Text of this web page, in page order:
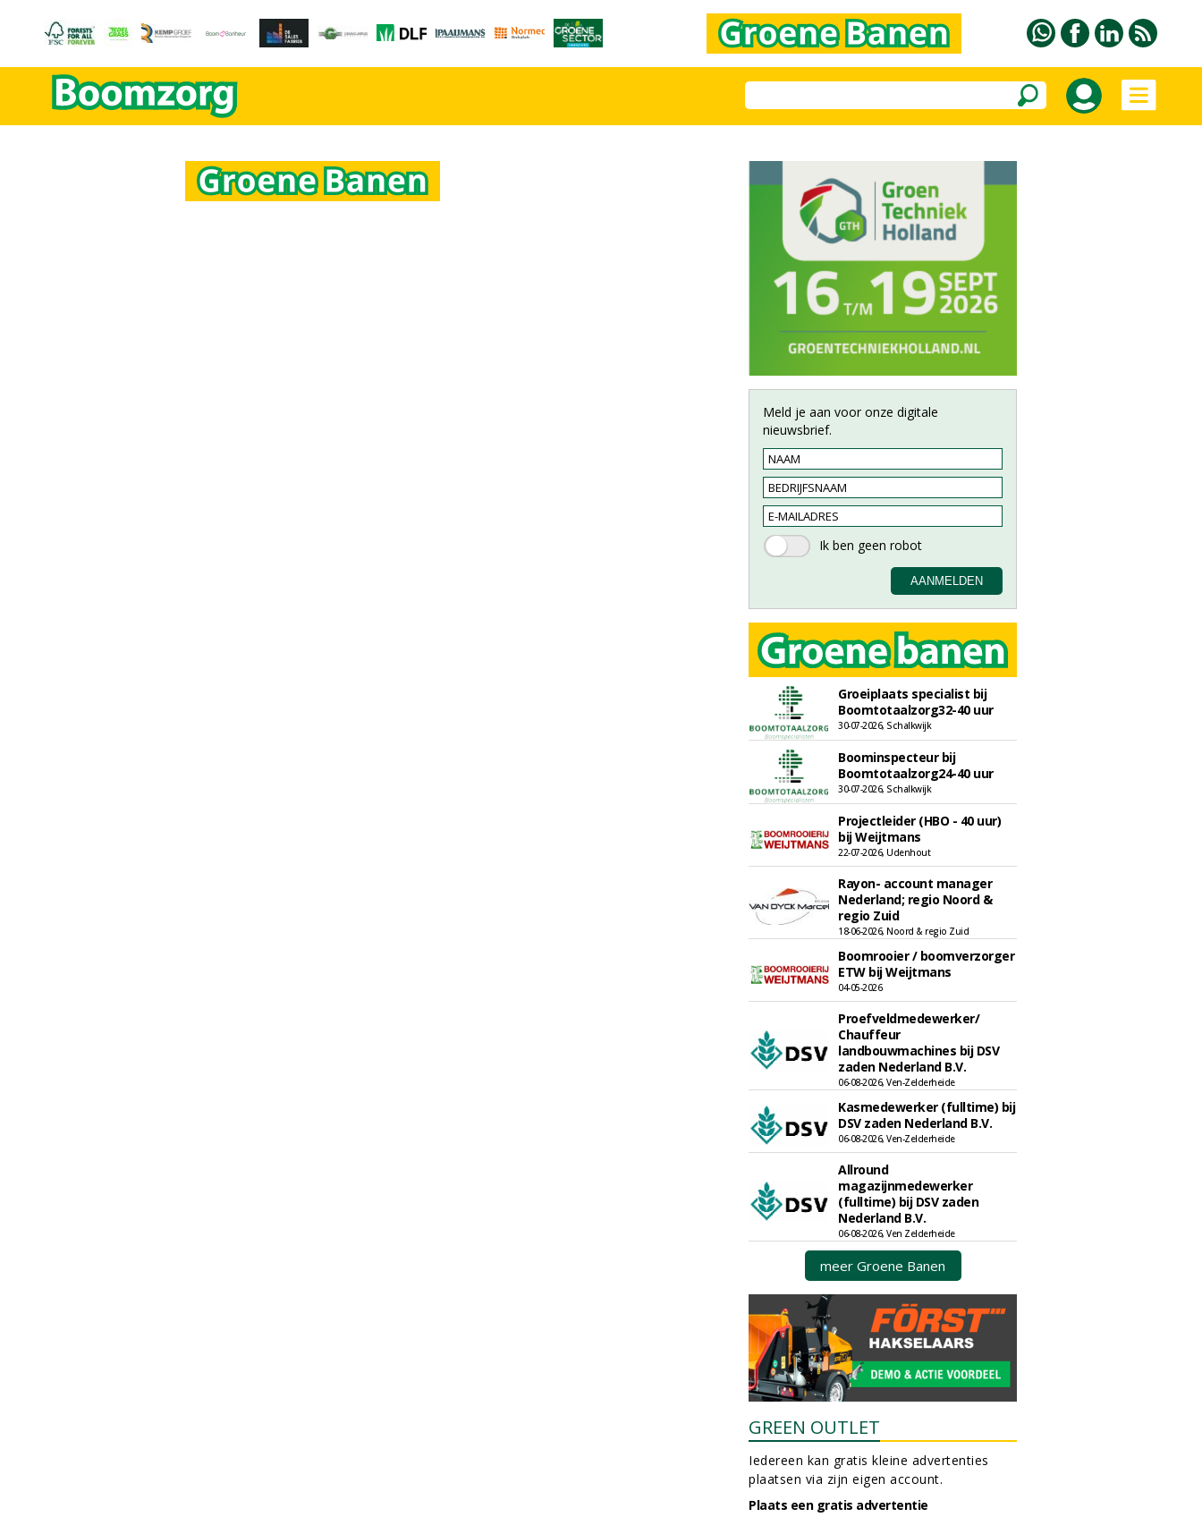
Meld je aan voor onze digitale
nieuwsbrief.
Groeiplaats specialist bij
Boomtotaalzorg32-40 uur
30-07-2026, Schalkwijk
Boominspecteur bij
Boomtotaalzorg24-40 uur
30-07-2026, Schalkwijk
Projectleider (HBO - 40 uur)
bij Weijtmans
22-07-2026, Udenhout
Rayon- account manager
Nederland; regio Noord &
regio Zuid
18-06-2026, Noord & regio Zuid
Boomrooier / boomverzorger
ETW bij Weijtmans
04-05-2026
Proefveldmedewerker/
Chauffeur
landbouwmachines bij DSV
zaden Nederland B.V.
06-08-2026, Ven-Zelderheide
Kasmedewerker (fulltime) bij
DSV zaden Nederland B.V.
06-08-2026, Ven-Zelderheide
Allround
magazijnmedewerker
(fulltime) bij DSV zaden
Nederland B.V.
06-08-2026, Ven Zelderheide
meer Groene Banen
GREEN OUTLET
Iedereen kan gratis kleine advertenties
plaatsen via zijn eigen account.
Plaats een gratis advertentie